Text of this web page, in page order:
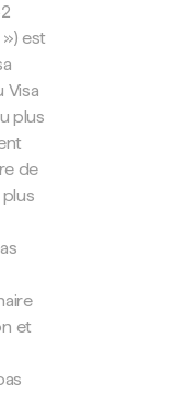
est
Visa
plus
de
et